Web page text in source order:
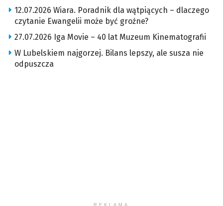
12.07.2026 Wiara. Poradnik dla wątpiących – dlaczego
czytanie Ewangelii może być groźne?
27.07.2026 Iga Movie – 40 lat Muzeum Kinematografii
W Lubelskiem najgorzej. Bilans lepszy, ale susza nie
odpuszcza